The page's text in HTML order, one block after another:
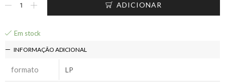
ADICIONAR
Em stock
INFORMAÇÃO ADICIONAL
formato LP